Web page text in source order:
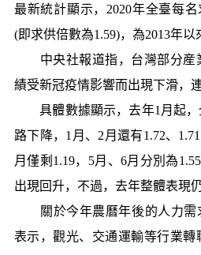
最新統計顯示，2020年全臺每
(即求供倍數為1.59)，為2013年以
中央社報道指，台灣部分産
績受新冠疫情影響而出現下滑，
具體數據顯示，去年1月起，
路下降，1月、2月還有1.72、
月僅剩1.19，5月、6月分別為
出現回升，不過，去年整體表現仍
關於今年農曆年後的人力需
表示，觀光、交通運輸等行業